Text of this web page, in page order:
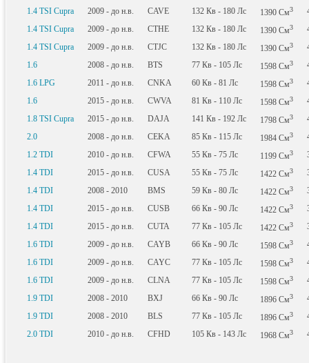
1.4 TSI Cupra
2009 - до н.в. CAVE 132 Кв - 180 Лс 1390 См3
1.4 TSI Cupra
2009 - до н.в. CTHE 132 Кв - 180 Лс 1390 См3
1.4 TSI Cupra
2009 - до н.в. CTJC 132 Кв - 180 Лс 1390 См3
1.6
2008 - до н.в. BTS 77 Кв - 105 Лс 1598 См3
1.6 LPG
2011 - до н.в. CNKA 60 Кв - 81 Лс 1598 См3
1.6
2015 - до н.в. CWVA 81 Кв - 110 Лс 1598 См3
1.8 TSI Cupra
2015 - до н.в. DAJA 141 Кв - 192 Лс 1798 См3
2.0
2008 - до н.в. CEKA 85 Кв - 115 Лс 1984 См3
1.2 TDI
2010 - до н.в. CFWA 55 Кв - 75 Лс 1199 См3
1.4 TDI
2015 - до н.в. CUSA 55 Кв - 75 Лс 1422 См3
1.4 TDI
2008 - 2010 BMS 59 Кв - 80 Лс 1422 См3
1.4 TDI
2015 - до н.в. CUSB 66 Кв - 90 Лс 1422 См3
1.4 TDI
2015 - до н.в. CUTA 77 Кв - 105 Лс 1422 См3
1.6 TDI
2009 - до н.в. CAYB 66 Кв - 90 Лс 1598 См3
1.6 TDI
2009 - до н.в. CAYC 77 Кв - 105 Лс 1598 См3
1.6 TDI
2009 - до н.в. CLNA 77 Кв - 105 Лс 1598 См3
1.9 TDI
2008 - 2010 BXJ 66 Кв - 90 Лс 1896 См3
1.9 TDI
2008 - 2010 BLS 77 Кв - 105 Лс 1896 См3
2.0 TDI
2010 - до н.в. CFHD 105 Кв - 143 Лс 1968 См3